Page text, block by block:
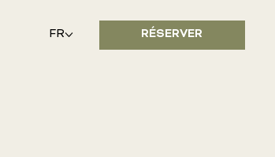
FR RÉSERVER